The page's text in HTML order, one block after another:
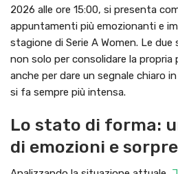
2026 alle ore 15:00, si presenta
appuntamenti più emozionanti e
stagione di Serie A Women. Le
non solo per consolidare la propria
anche per dare un segnale chiaro
si fa sempre più intensa.
Lo stato di forma:
di emozioni e